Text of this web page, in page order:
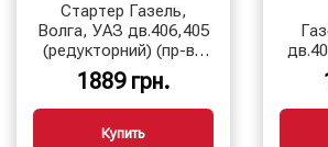
Стартер Газель,
Волга, УАЗ дв.406,405
(редукторний) (пр-во
33 STANDART)
арт.5742.3708
1889 грн.
Купить